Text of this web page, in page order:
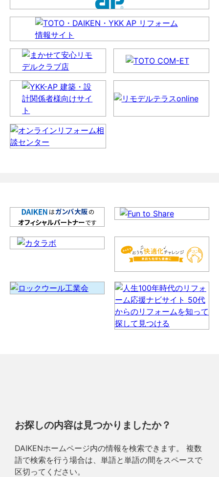
お探しの内容は見つかりましたか？
DAIKENホームページ内の情報を検索できます。 複数
語で検索を行う場合は、単語と単語の間をスペースで
区切ってください。